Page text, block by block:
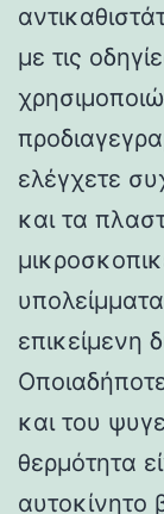
με τις
ελέγχετε
και τα
επικείμενη
και του
θερμότητα
αυτοκίνητο